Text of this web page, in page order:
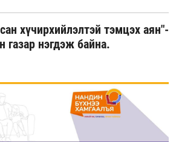
хүчирхийлэлтэй тэмцэх аян"-
нэгдэж байна.